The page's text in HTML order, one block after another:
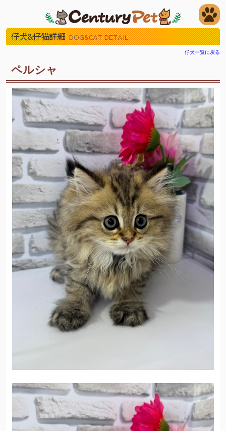
仔犬&仔猫詳細 DOG&CAT DETAIL
仔犬一覧に戻る
ペルシャ